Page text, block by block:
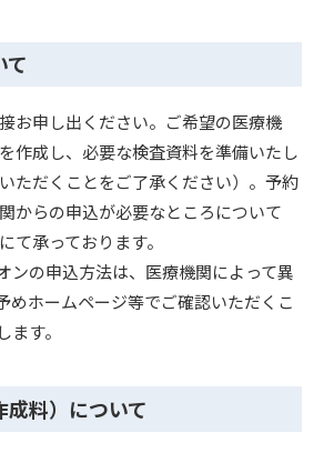
て
お申し出ください。ご希望の医療機
作成し、必要な検査資料を準備いたし
ただくことをご了承ください）。予約
からの申込が必要なところについて
て承っております。
ンの申込方法は、医療機関によって異
めホームページ等でご確認いただくこ
ます。
料）について